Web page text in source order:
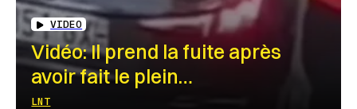
VIDEO
Vidéo: Il prend la fuite après
avoir fait le plein…
LNT